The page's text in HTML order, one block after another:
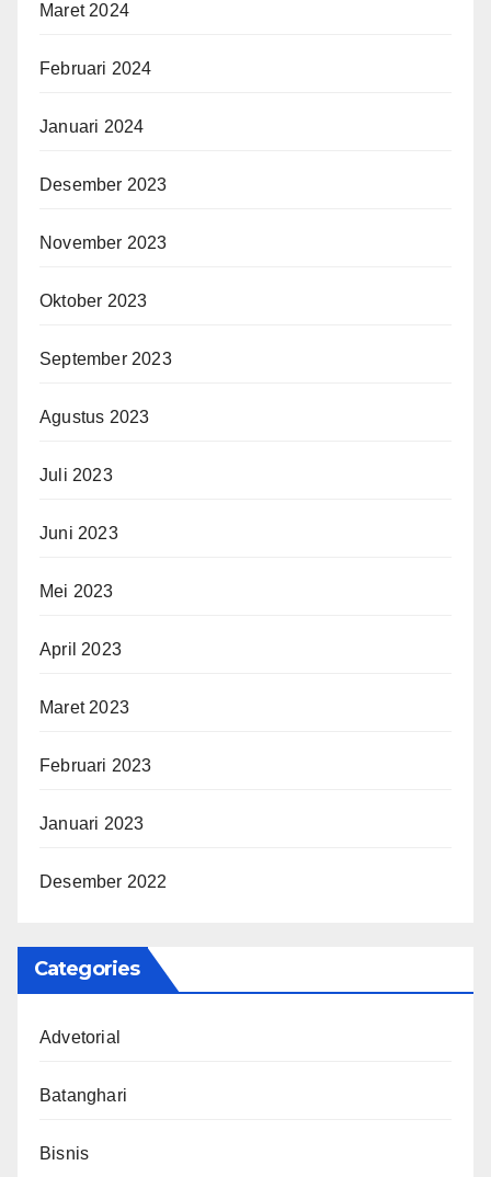
Maret 2024
Februari 2024
Januari 2024
Desember 2023
November 2023
Oktober 2023
September 2023
Agustus 2023
Juli 2023
Juni 2023
Mei 2023
April 2023
Maret 2023
Februari 2023
Januari 2023
Desember 2022
Categories
Advetorial
Batanghari
Bisnis